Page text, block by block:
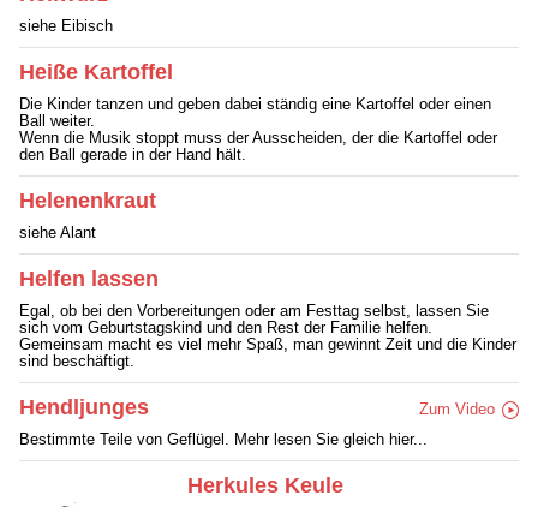
siehe Eibisch
Heiße Kartoffel
Die Kinder tanzen und geben dabei ständig eine Kartoffel oder einen
Ball weiter.
Wenn die Musik stoppt muss der Ausscheiden, der die Kartoffel oder
den Ball gerade in der Hand hält.
Helenenkraut
siehe Alant
Helfen lassen
Egal, ob bei den Vorbereitungen oder am Festtag selbst, lassen Sie
sich vom Geburtstagskind und den Rest der Familie helfen.
Gemeinsam macht es viel mehr Spaß, man gewinnt Zeit und die Kinder
sind beschäftigt.
Zum Video
Hendljunges
Bestimmte Teile von Geflügel. Mehr lesen Sie gleich hier...
Herkules Keule